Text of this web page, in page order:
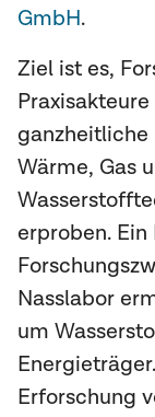
GmbH.
Ziel ist es,
ganzheitliche
Wärme, Gas
erproben.
Nasslabor
um
Erforschung